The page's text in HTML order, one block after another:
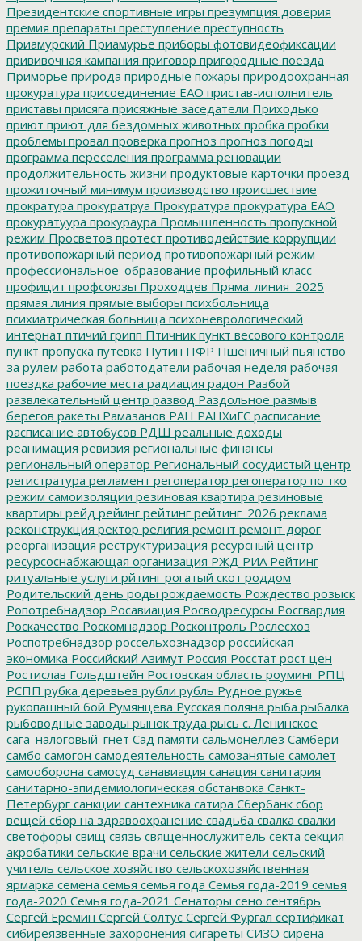
Президентские спортивные игры презумпция доверия
премия препараты преступление преступность
Приамурский Приамурье приборы фотовидеофиксации
прививочная кампания приговор пригородные поезда
Приморье природа природные пожары природоохранная
прокуратура присоединение ЕАО пристав-исполнитель
приставы присяга присяжные заседатели Приходько
приют приют для бездомных животных пробка пробки
проблемы провал проверка прогноз прогноз погоды
программа переселения программа реновации
продолжительность жизни продуктовые карточки проезд
прожиточный минимум производство происшествие
прократура прокуратруа Прокуратура прокуратура ЕАО
прокуратуура прокураура Промышленность пропускной
режим Просветов протест противодействие коррупции
противопожарный период противопожарный режим
профессиональное_образование профильный класс
профицит профсоюзы Проходцев Пряма_линия_2025
прямая линия прямые выборы психбольница
психиатрическая больница психоневрологический
интернат птичий грипп Птичник пункт весового контроля
пункт пропуска путевка Путин ПФР Пшеничный пьянство
за рулем работа работодатели рабочая неделя рабочая
поездка рабочие места радиация радон Разбой
развлекательный центр развод Раздольное размыв
берегов ракеты Рамазанов РАН РАНХиГС расписание
расписание автобусов РДШ реальные доходы
реанимация ревизия региональные финансы
региональный оператор Региональный сосудистый центр
регистратура регламент регоператор регоператор по тко
режим самоизоляции резиновая квартира резиновые
квартиры рейд рейинг рейтинг рейтинг_2026 реклама
реконструкция ректор религия ремонт ремонт дорог
реорганизация реструктуризация ресурсный центр
ресурсоснабжающая организация РЖД РИА Рейтинг
ритуальные услуги рйтинг рогатый скот роддом
Родительский день роды рождаемость Рождество розыск
Ропотребнадзор Росавиация Росводресурсы Росгвардия
Роскачество Роскомнадзор Росконтроль Рослесхоз
Роспотребнадзор россельхознадзор российская
экономика Российский Азимут Россия Росстат рост цен
Ростислав Гольдштейн Ростовская область роуминг РПЦ
РСПП рубка деревьев рубли рубль Рудное ружье
рукопашный бой Румянцева Русская поляна рыба рыбалка
рыбоводные заводы рынок труда рысь с. Ленинское
сага_налоговый_гнет Сад памяти сальмонеллез Самбери
самбо самогон самодеятельность самозанятые самолет
самооборона самосуд санавиация санация санитария
санитарно-эпидемиологическая обстанвока Санкт-
Петербург санкции сантехника сатира Сбербанк сбор
вещей сбор на здравоохранение свадьба свалка свалки
светофоры свищ связь священнослужитель секта секция
акробатики сельские врачи сельские жители сельский
учитель сельское хозяйство сельскохозяйственная
ярмарка семена семья семья года Семья года-2019 семья
года-2020 Семья года-2021 Сенаторы сено сентябрь
Сергей Ерёмин Сергей Солтус Сергей Фургал сертификат
сибиреязвенные захоронения сигареты СИЗО сирена